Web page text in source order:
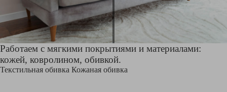
Работаем с мягкими покрытиями и материалами:
кожей, ковролином, обивкой.
Текстильная обивка Кожаная обивка